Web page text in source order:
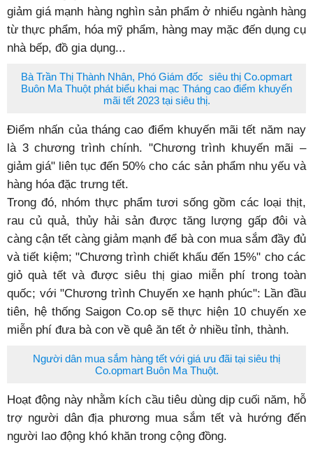
giảm giá mạnh hàng nghìn sản phẩm ở nhiểu ngành hàng
từ thực phẩm, hóa mỹ phẩm, hàng may mặc đến dụng cụ
nhà bếp, đồ gia dụng...
Bà Trần Thị Thành Nhân, Phó Giám đốc siêu thị Co.opmart
Buôn Ma Thuột phát biểu khai mạc Tháng cao điểm khuyến
mãi tết 2023 tại siêu thị.
Điểm nhấn của tháng cao điểm khuyến mãi tết năm nay
là 3 chương trình chính. "Chương trình khuyến mãi –
giảm giá" liên tục đến 50% cho các sản phẩm nhu yếu và
hàng hóa đặc trưng tết.
Trong đó, nhóm thực phẩm tươi sống gồm các loại thịt,
rau củ quả, thủy hải sản được tăng lượng gấp đôi và
càng cận tết càng giảm mạnh để bà con mua sắm đầy đủ
và tiết kiệm; "Chương trình chiết khấu đến 15%" cho các
giỏ quà tết và được siêu thị giao miễn phí trong toàn
quốc; với "Chương trình Chuyến xe hạnh phúc": Lần đầu
tiên, hệ thống Saigon Co.op sẽ thực hiện 10 chuyến xe
miễn phí đưa bà con về quê ăn tết ở nhiều tỉnh, thành.
Người dân mua sắm hàng tết với giá ưu đãi tại siêu thị
Co.opmart Buôn Ma Thuột.
Hoạt động này nhằm kích cầu tiêu dùng dịp cuối năm, hỗ
trợ người dân địa phương mua sắm tết và hướng đến
người lao động khó khăn trong cộng đồng.